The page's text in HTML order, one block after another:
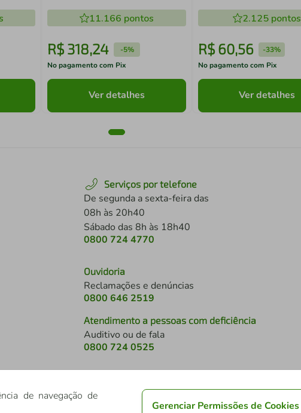
11.166 pontos
R$318,24 -5%
No pagamento com Pix
Ver detalhes
2.125 pontos
R$ 60,56 -33%
No pagamento com Pix
Ver detalhes
Serviços por telefone
De segunda a sexta-feira das
08h às 20h40
Sábado das 8h às 18h40
0800 724 4770
Ouvidoria
Reclamações e denúncias
0800 646 2519
Atendimento a pessoas com deficiência
Auditivo ou de fala
0800 724 0525
de navegação de
Gerenciar Permissões de Cookies